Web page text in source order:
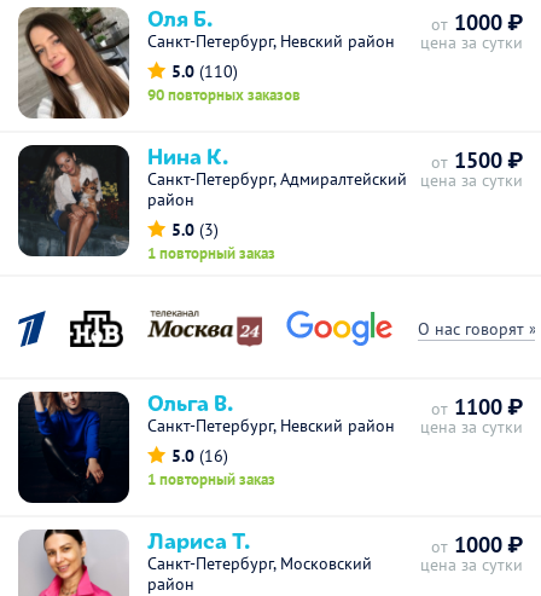
Оля Б.
Санкт-Петербург, Невский район
5.0 (110)
90 повторных заказов
от 1000 ₽
цена за сутки
Нина К.
Санкт-Петербург, Адмиралтейский
район
5.0 (3)
1 повторный заказ
от 1500 ₽
цена за сутки
О нас говорят »
Ольга В.
Санкт-Петербург, Невский район
5.0 (16)
1 повторный заказ
от 1100 ₽
цена за сутки
Лариса Т.
Санкт-Петербург, Московский
район
от 1000 ₽
цена за сутки